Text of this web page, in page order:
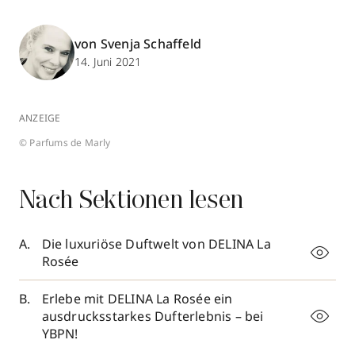
von Svenja Schaffeld
14. Juni 2021
ANZEIGE
© Parfums de Marly
Nach Sektionen lesen
Die luxuriöse Duftwelt von DELINA La
Rosée
Erlebe mit DELINA La Rosée ein
ausdrucksstarkes Dufterlebnis – bei
YBPN!